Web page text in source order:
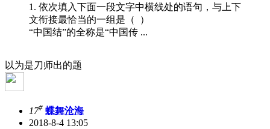
1. 依次填入下面一段文字中横线处的语句，与上下
文衔接最恰当的一组是（ ）
“中国结”的全称是“中国传 ...
以为是刀师出的题
17# 蝶舞沧海
2018-8-4 13:05